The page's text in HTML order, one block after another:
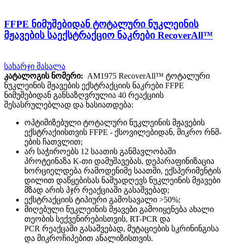
FFPE ნიმუშებიდან ტოტალური ნუკლეინის
მჟავების საექსტრაქციო ნაკრები RecoverAll™
სახარჯი მასალა
კატალოგის ნომერი: AM1975 RecoverAll™ ტოტალური
ნუკლეინის მჟავების ექსტრაქციის ნაკრები FFPE
ნიმუშებიდან განსაზღვრულია 40 რეაქციის
შესასრულებლად და ხასიათდება:
ოპტიმიზებული ტოტალური ნუკლეინის მჟავების
ექსტრაქიისთვის FFPE - ქსოვილებიდან, მიკრო რნმ-
ების ჩათვლით;
არ საჭიროებს 12 საათის განმავლობაში
პროტეინაზა K-თი დამუშავებას, დეპარაფინიზაცია
ხორციელდება რამოდენიმე საათში, ექსპერიმენტის
დილით დაწყებისას ნაშუადღევს ნუკლეინის მჟავები
მზად არის პჯრ რეაქციაში გასაშვებად;
ექსტრაქციის ტიპიური გამოსავალი >50%;
მიღებული ნუკლეინის მჟავები გამოიყენება ახალი
თეობის სექვენირებისთვის, RT-PCR და
PCR რეაქცაში გასაშვებად, მუტაციების სკრინინგისა
და მიკროჩიპებით ანალიზისთვის.